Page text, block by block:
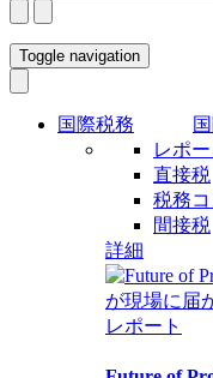
Toggle navigation
国際税務
レポ
直接税
税務
間接税
詳細
レポート